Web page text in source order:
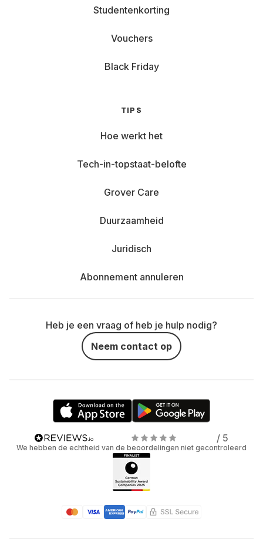
Studentenkorting
Vouchers
Black Friday
TIPS
Hoe werkt het
Tech-in-topstaat-belofte
Grover Care
Duurzaamheid
Juridisch
Abonnement annuleren
Heb je een vraag of heb je hulp nodig?
Neem contact op
/ 5
We hebben de echtheid van de beoordelingen niet gecontroleerd